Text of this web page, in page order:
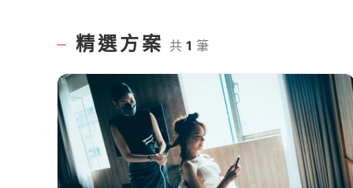
精選方案 共 1 筆